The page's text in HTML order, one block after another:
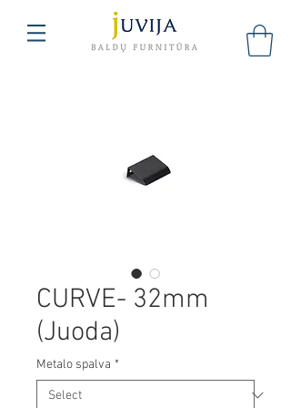
CURVE- 32mm
(Juoda)
Metalo spalva *